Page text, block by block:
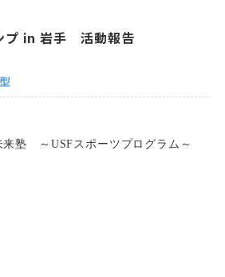
プ in 岩手 活動報告